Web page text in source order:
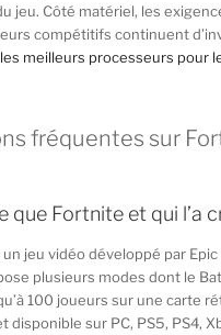
jeu. Côté matériel, les
compétitifs continuent
les meilleurs processeurs pour
fréquentes sur
que Fortnite et qui l’a
jeu vidéo développé par Epic
plusieurs modes dont le
100 joueurs sur une carte
disponible sur PC, PS5, PS4,